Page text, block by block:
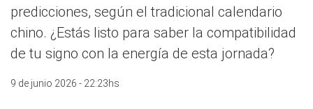
predicciones, según el tradicional calendario
chino. ¿Estás listo para saber la compatibilidad
de tu signo con la energía de esta jornada?
9 de junio 2026 - 22:23hs